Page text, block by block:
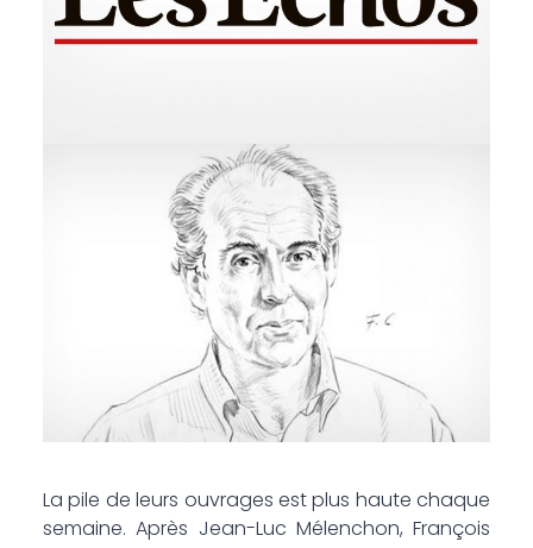
La pile de leurs ouvrages est plus haute chaque
semaine. Après Jean-Luc Mélenchon, François